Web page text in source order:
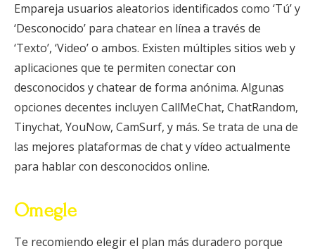
Empareja usuarios aleatorios identificados como ‘Tú’ y
‘Desconocido’ para chatear en línea a través de
‘Texto’, ‘Video’ o ambos. Existen múltiples sitios web y
aplicaciones que te permiten conectar con
desconocidos y chatear de forma anónima. Algunas
opciones decentes incluyen CallMeChat, ChatRandom,
Tinychat, YouNow, CamSurf, y más. Se trata de una de
las mejores plataformas de chat y vídeo actualmente
para hablar con desconocidos online.
Omegle
Te recomiendo elegir el plan más duradero porque